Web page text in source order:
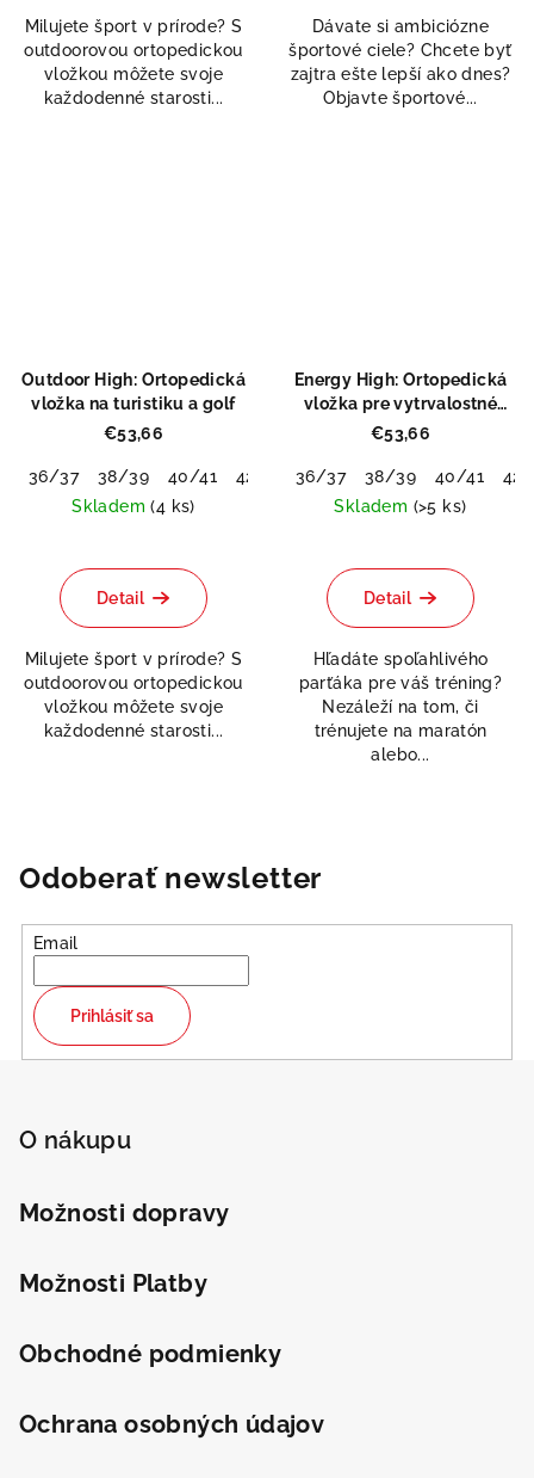
Milujete šport v prírode? S
outdoorovou ortopedickou
vložkou môžete svoje
každodenné starosti...
z
5
hviezdičiek.
Dávate si ambiciózne
športové ciele? Chcete byť
zajtra ešte lepší ako dnes?
Objavte športové...
Outdoor High: Ortopedická
vložka na turistiku a golf
€53,66
36/37 38/39 40/41 42/43 44/45
46/48
Skladem(4 ks)
hodnotenie
produktu
z
5
hviezdičiek.
Detail
Milujete šport v prírode? S
outdoorovou ortopedickou
vložkou môžete svoje
každodenné starosti...
Energy High: Ortopedická
vložka pre vytrvalostné
športy
€53,66
36/37 38/39 40/41
42/
Skladem (>5 ks)
Detail
Hľadáte spoľahlivého
parťáka pre váš tréning?
Nezáleží na tom, či
trénujete na maratón
alebo...
Odoberať newsletter
Email
Prihlásiť sa
O nákupu
Možnosti dopravy
Možnosti Platby
Obchodné podmienky
Ochrana osobných údajov